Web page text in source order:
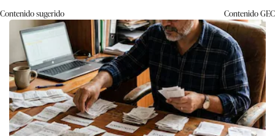
Contenido sugerido ContenidoGEC